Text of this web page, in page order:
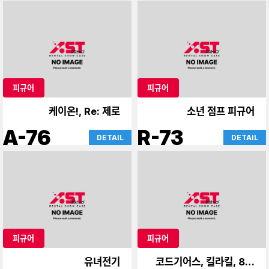
피규어
케이온!, Re: 제로
A-76 DETAIL
피규어
소년 점프 피규어
R-73 DETAIL
피규어
유녀전기
피규어
코드기어스, 킬라킬, 86,